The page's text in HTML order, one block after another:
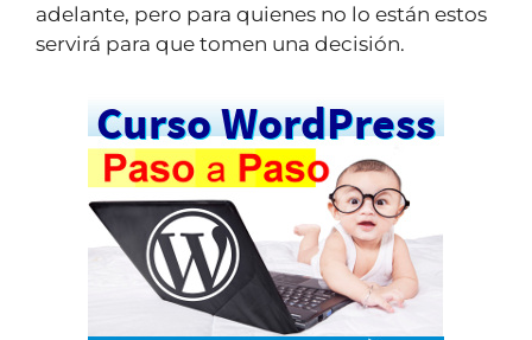
adelante, pero para quienes no lo están estos
servirá para que tomen una decisión.